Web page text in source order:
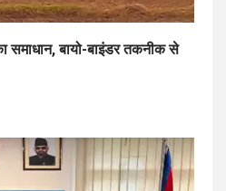
समाधान, बायो-बाइंडर तकनीक से